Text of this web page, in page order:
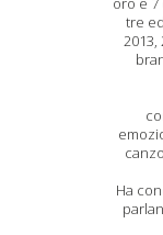
tre
2013,
Ha